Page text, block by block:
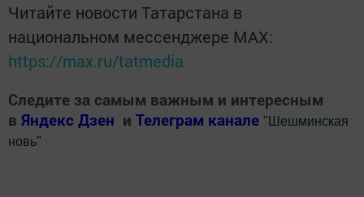
Читайте новости Татарстана в
национальном мессенджере MАХ:
https://max.ru/tatmedia
Следите за самым важным и интересным
в Яндекс Дзен и Телеграм канале " Шешминская
новь"